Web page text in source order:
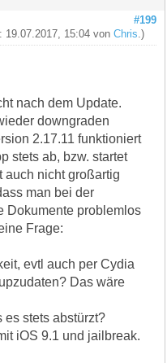
#199
19.07.2017, 15:04 vonChris .)
nach dem Update.
downgraden
2.17.11 funktioniert
stets ab, bzw. startet
auch nicht großartig
man bei der
Dokumente problemlos
Frage:
evtl auch per Cydia
Das wäre
es stets abstürzt?
iOS 9.1 und jailbreak.